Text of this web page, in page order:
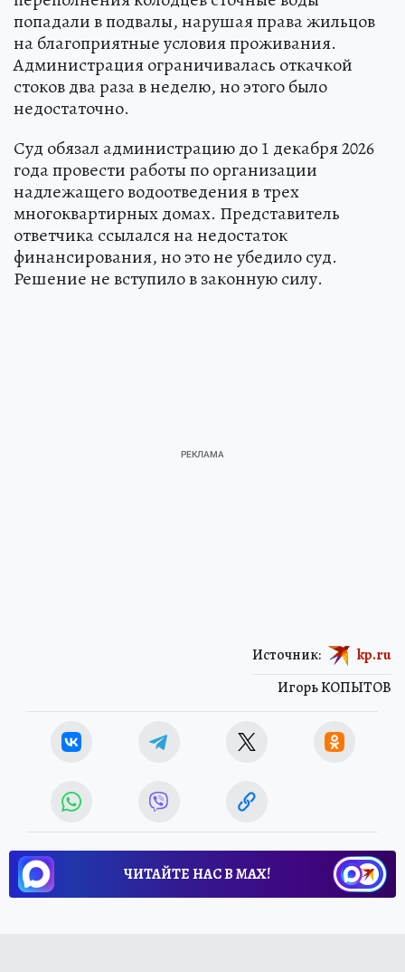
попадали в подвалы, нарушая права жильцов
на благоприятные условия проживания.
Администрация ограничивалась откачкой
стоков два раза в неделю, но этого было
недостаточно.
Суд обязал администрацию до 1 декабря 2026
года провести работы по организации
надлежащего водоотведения в трех
многоквартирных домах. Представитель
ответчика ссылался на недостаток
финансирования, но это не убедило суд.
Решение не вступило в законную силу.
Игорь КОПЫТОВ
Источник: kp.ru
ЧИТАЙТЕ НАС В МАХ!